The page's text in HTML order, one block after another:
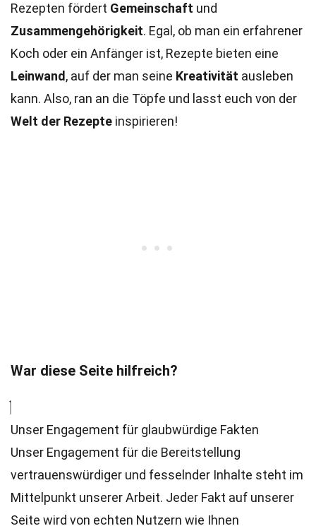
Rezepten fördert Gemeinschaft und
Zusammengehörigkeit. Egal, ob man ein erfahrener
Koch oder ein Anfänger ist, Rezepte bieten eine
Leinwand , auf der man seine Kreativität ausleben
kann. Also, ran an die Töpfe und lasst euch von der
Welt der Rezepte inspirieren!
War diese Seite hilfreich?
Unser Engagement für glaubwürdige Fakten
Unser Engagement für die Bereitstellung
vertrauenswürdiger und fesselnder Inhalte steht im
Mittelpunkt unserer Arbeit. Jeder Fakt auf unserer
Seite wird von echten Nutzern wie Ihnen